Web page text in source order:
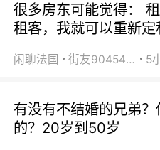
很多房东可能觉得：
租客，我就可以重新
闲聊法国 街友90454511 5
有没有不结婚的兄弟
的？20岁到50岁